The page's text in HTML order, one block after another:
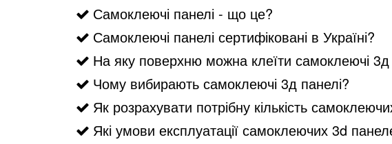
Самоклеючі панелі - що це?
Самоклеючі панелі сертифіковані в Україні?
На яку поверхню можна клеїти самоклеючі 3д
Чому вибирають самоклеючі 3д панелі?
Як розрахувати потрібну кількість
Які умови експлуатації самоклеючих 3d